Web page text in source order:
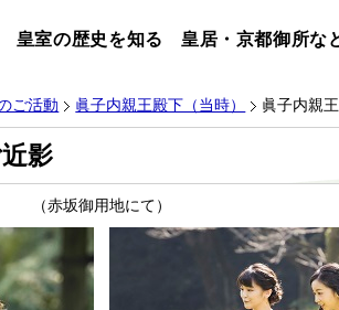
皇室の歴史を知る 皇居・京都御所な
ご活動 眞󠄀󠄀子内親王殿下（当時） 眞子内親
影
（赤坂御用地にて）